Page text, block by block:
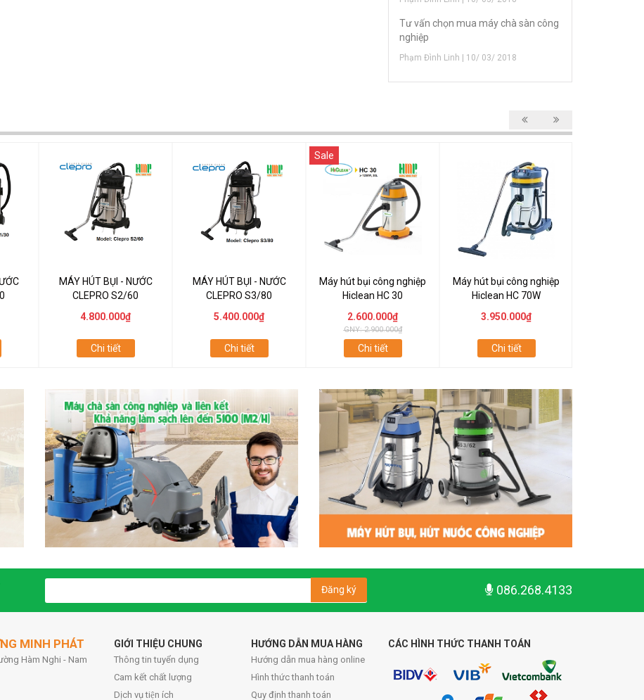
Tư vấn chọn mua máy chà sàn công
nghiệp
Phạm Đình Linh | 10/ 03/ 2018
MÁY HÚT BỤI - NƯỚC
CLEPRO S2/60
4.800.000₫
Chi tiết
MÁY HÚT BỤI - NƯỚC
CLEPRO S3/80
5.400.000₫
Chi tiết
Sale
Máy hút bụi công nghiệp
Hiclean HC 30
2.600.000₫
GNY: 2.900.000₫
Chi tiết
Máy hút bụi công nghiệp
Hiclean HC 70W
3.950.000₫
Chi tiết
Đăng ký 086.268.4133
MINH PHÁT
Hàm Nghi - Nam
GIỚI THIỆU CHUNG
Thông tin tuyển dụng
Cam kết chất lượng
Dịch vụ tiện ích
HƯỚNG DẪN MUA HÀNG
Hướng dẫn mua hàng online
Hình thức thanh toán
Quy định thanh toán
CÁC HÌNH THỨC THANH TOÁN